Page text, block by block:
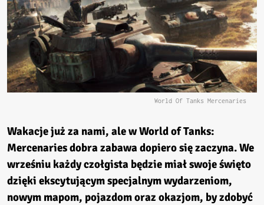
World Of Tanks Mercenaries
Wakacje już za nami, ale w World of Tanks:
Mercenaries dobra zabawa dopiero się zaczyna. We
wrześniu każdy czołgista będzie miał swoje święto
dzięki ekscytującym specjalnym wydarzeniom,
nowym mapom, pojazdom oraz okazjom, by zdobyć